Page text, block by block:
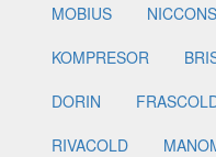
MOBIUS
NICCONS
KOMPRESOR
DORIN
RIVACOLD